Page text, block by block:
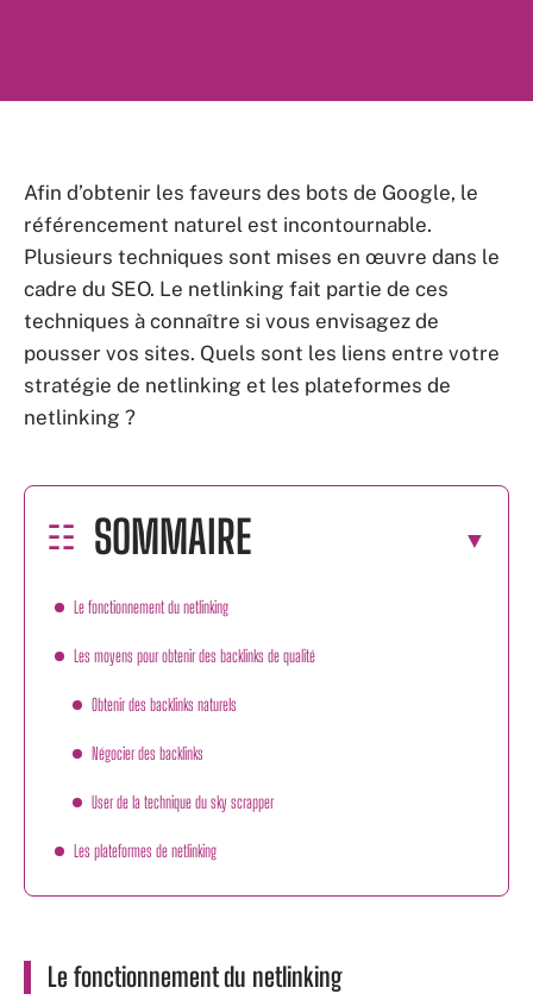
Afin d’obtenir les faveurs des bots de Google, le
référencement naturel est incontournable.
Plusieurs techniques sont mises en œuvre dans le
cadre du SEO. Le netlinking fait partie de ces
techniques à connaître si vous envisagez de
pousser vos sites. Quels sont les liens entre votre
stratégie de netlinking et les plateformes de
netlinking ?
SOMMAIRE
Le fonctionnement du netlinking
Les moyens pour obtenir des backlinks de qualité
Obtenir des backlinks naturels
Négocier des backlinks
User de la technique du sky scrapper
Les plateformes de netlinking
Le fonctionnement du netlinking